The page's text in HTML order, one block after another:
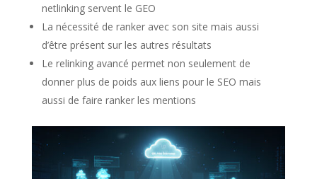
netlinking servent le GEO
La nécessité de ranker avec son site mais aussi
d’être présent sur les autres résultats
Le relinking avancé permet non seulement de
donner plus de poids aux liens pour le SEO mais
aussi de faire ranker les mentions